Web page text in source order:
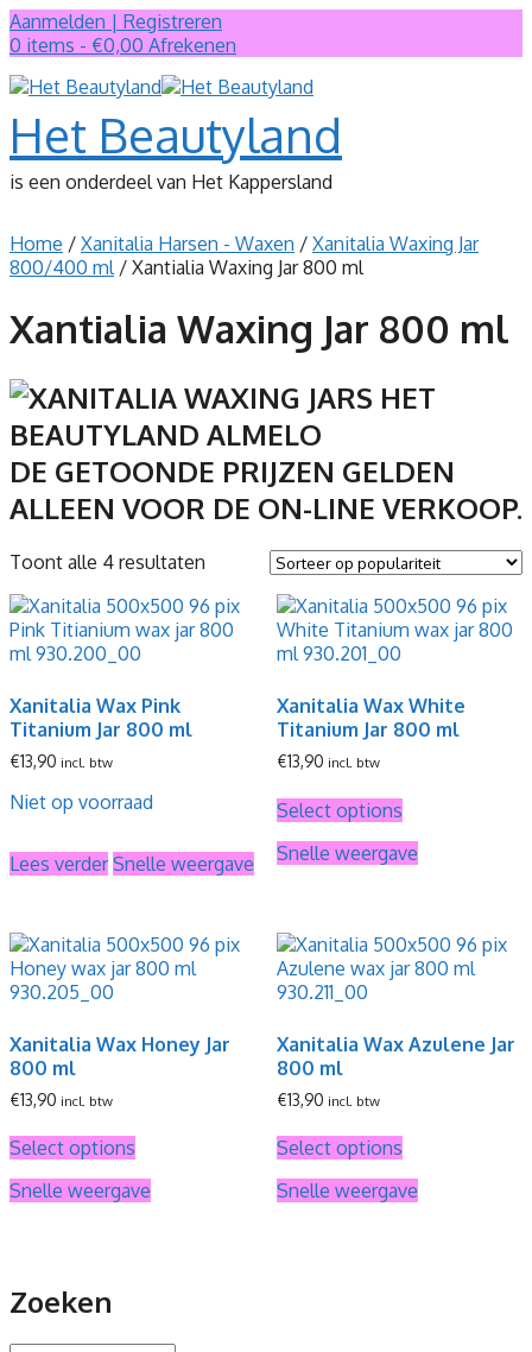
Ga
naar
inhoud
Aanmelden | Registreren
0 items - €0,00 Afrekenen
Het Beautyland
is een onderdeel van Het Kappersland
Home / Xanitalia Harsen - Waxen / Xanitalia Waxing Jar
800/400 ml/ Xantialia Waxing Jar 800 ml
Xantialia Waxing Jar 800 ml
DE GETOONDE PRIJZEN GELDEN
ALLEEN VOOR DE ON-LINE VERKOOP.
Toont alle 4 resultaten Gesorteerd
populariteit
Xanitalia Wax Pink
Titanium Jar 800 ml
€13,90 incl. btw
Niet op voorraad
Lees verder Snelle weergave
Xanitalia Wax White
Titanium Jar 800 ml
€13,90 incl. btw
Select options
Snelle weergave
Xanitalia Wax Honey Jar
800 ml
€13,90 incl. btw
Select options
Snelle weergave
Xanitalia Wax Azulene Jar
800 ml
€13,90 incl. btw
Select options
Snelle weergave
Zoeken